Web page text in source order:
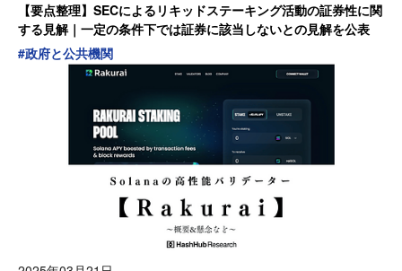
【要点整理】SECによるリキッドステーキング活動の証券性に関
する見解｜一定の条件下では証券に該当しないとの見解を公表
#政府と公共機関